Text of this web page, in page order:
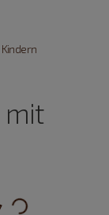
mit